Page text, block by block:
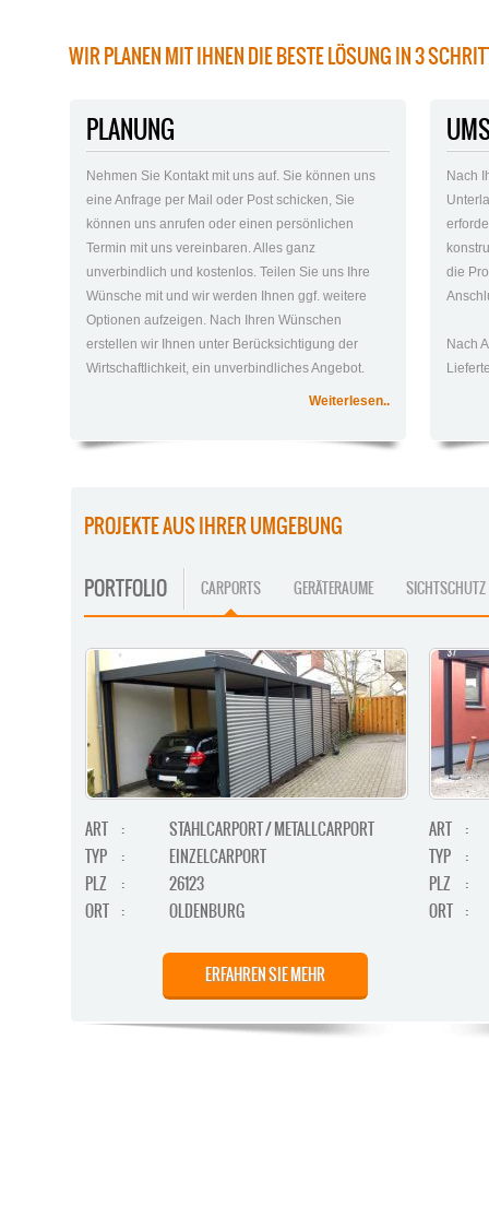
WIR PLANEN MIT IHNEN DIE BESTE LÖSUNG IN 3
PLANUNG
Nehmen Sie Kontakt mit uns auf. Sie können uns
eine Anfrage per Mail oder Post schicken, Sie
können uns anrufen oder einen persönlichen
Termin mit uns vereinbaren. Alles ganz
unverbindlich und kostenlos. Teilen Sie uns Ihre
Wünsche mit und wir werden Ihnen ggf. weitere
Optionen aufzeigen. Nach Ihren Wünschen
erstellen wir Ihnen unter Berücksichtigung der
Wirtschaftlichkeit, ein unverbindliches Angebot.
Weiterlesen..
Nach
die
Nach
PROJEKTE AUS IHRER UMGEBUNG
PORTFOLIO CARPORTS GERÄTERAUME SICHTSCHUTZ
ART :
STAHLCARPORT / METALLCARPORT
TYP
:
EINZELCARPORT
PLZ
:
26123
ORT : OLDENBURG
ERFAHREN SIE MEHR
ART
:
TYP
:
PLZ
:
ORT :